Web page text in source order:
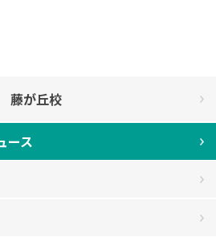
藤が丘校
ース